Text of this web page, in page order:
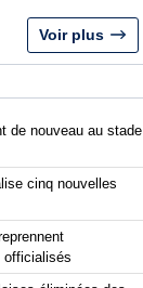
Voir plus
de nouveau au stade
cinq nouvelles
officialisés